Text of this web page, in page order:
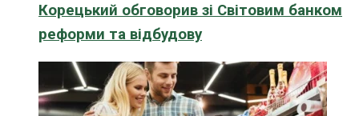
Корецький обговорив зі Світовим банком
реформи та відбудову